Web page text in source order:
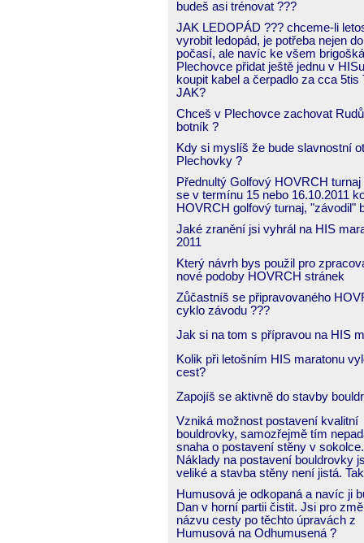
budeš asi trénovat ???
JAK LEDOPÁD ??? chceme-li
vyrobit ledopád, je potřeba nejen
počasí, ale navíc ke všem
Plechovce přidat ještě jednu v
koupit kabel a čerpadlo za cca 5tis
JAK?
Chceš v Plechovce zachovat
botník ?
Kdy si myslíš že bude slavnostní
Plechovky ?
Přednultý Golfový HOVRCH
se v termínu 15 nebo 16.10.2011
HOVRCH golfový turnaj, "závodil"
Jaké zranění jsi vyhrál na HIS
2011
Který návrh bys použil pro
nové podoby HOVRCH stránek
Zůčastníš se připravovaného
cyklo závodu ???
Jak si na tom s přípravou na HIS
Kolik při letošním HIS maratonu
cest?
Zapojíš se aktivně do stavby
Vzniká možnost postavení kvalitní
bouldrovky, samozřejmě tím
snaha o postavení stěny v sokolce.
Náklady na postavení bouldrovky
veliké a stavba stěny není jistá.
Humusová je odkopaná a navíc ji
Dan v horní partii čistit. Jsi pro
názvu cesty po těchto úpravách z
Humusová na Odhumusená ?